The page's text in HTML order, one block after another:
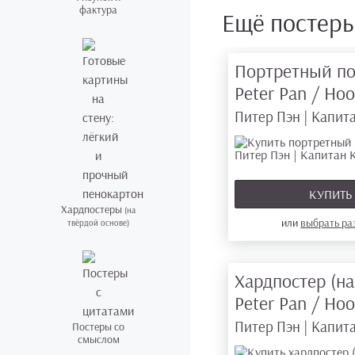
фактура
Хардпостеры (на
твёрдой основе)
Постеры со
смыслом
Ещё
Портретный
Peter Pan /
Питер Пэн |
КУПИТЬ
или выбрать
Хардпостер
Peter Pan /
Питер Пэн |